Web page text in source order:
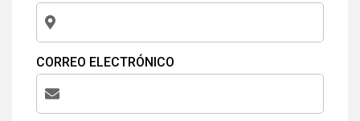
CORREO ELECTRÓNICO